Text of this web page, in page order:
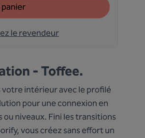
le revendeur
- Toffee.
intérieur avec le profilé
pour une connexion en
niveaux. Fini les transitions
vous créez sans effort un